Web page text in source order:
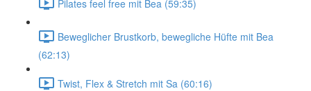
Pilates feel free mit Bea (59:35)
Beweglicher Brustkorb, bewegliche Hüfte mit Bea
(62:13)
Twist, Flex & Stretch mit Sa (60:16)